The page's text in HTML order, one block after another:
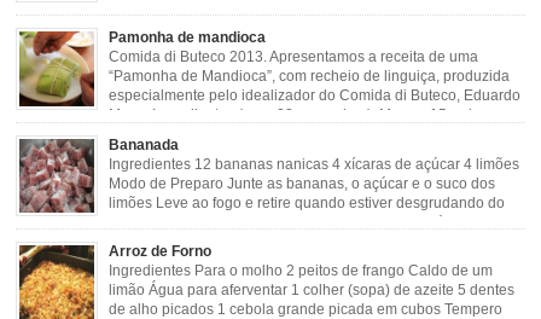
verde 2 dentes de alho amassado 3 colheres de óleo 2 […]
Pamonha de mandioca
Comida di Buteco 2013. Apresentamos a receita de uma
“Pamonha de Mandioca”, com recheio de linguiça, produzida
especialmente pelo idealizador do Comida di Buteco, Eduardo
Maya. Ingredientes (para 02 pamonhas): Massa: 15gr de
cebola picadinha 100gr de mandioca crua ralada e espremida 1 colher café
de manteiga 35ml de leite Palha de milho verde 1 […]
Bananada
Ingredientes 12 bananas nanicas 4 xícaras de açúcar 4 limões
Modo de Preparo Junte as bananas, o açúcar e o suco dos
limões Leve ao fogo e retire quando estiver desgrudando do
fundo da panela Tempo de Preparo Dificuldade: Fácil Tempo
de Preparo: 40 minutos http://eusoumineirouaiso.com.br/culinaria-
mineira/bananada#tempo-de-preparo
Arroz de Forno
Ingredientes Para o molho 2 peitos de frango Caldo de um
limão Água para aferventar 1 colher (sopa) de azeite 5 dentes
de alho picados 1 cebola grande picada em cubos Tempero